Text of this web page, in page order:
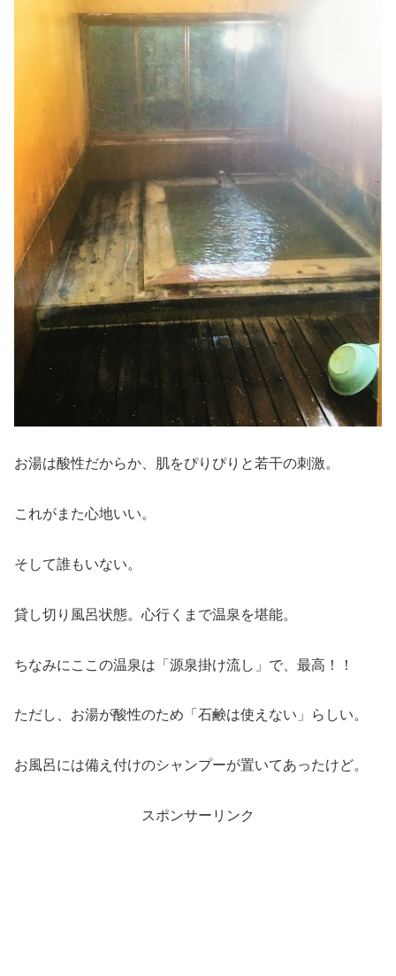
お湯は酸性だからか、肌をぴりぴりと若干の刺激。
これがまた心地いい。
そして誰もいない。
貸し切り風呂状態。心行くまで温泉を堪能。
ちなみにここの温泉は「源泉掛け流し」で、最高！！
ただし、お湯が酸性のため「石鹸は使えない」らしい。
お風呂には備え付けのシャンプーが置いてあったけど。
スポンサーリンク